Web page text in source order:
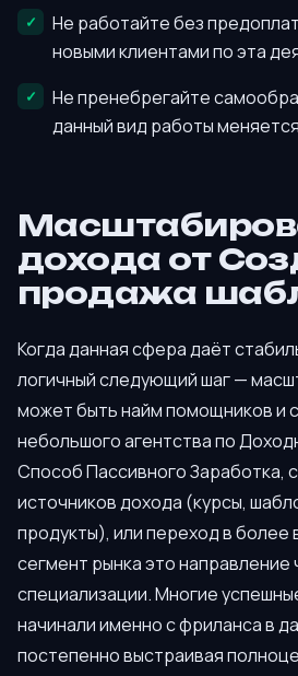
Не работайте без
новыми клиентами по эта
Не пренебрегайте
данный вид работы
дохода от
продажа
Когда данная сфера даёт
логичный следующий шаг —
может быть найм помощников и
небольшого агентства по
Способ Пассивного Заработка,
источников дохода (курсы,
продукты), или переход в более
сегмент рынка это направление
специализации. Многие
начинали именно с фриланса в
постепенно выстраивая